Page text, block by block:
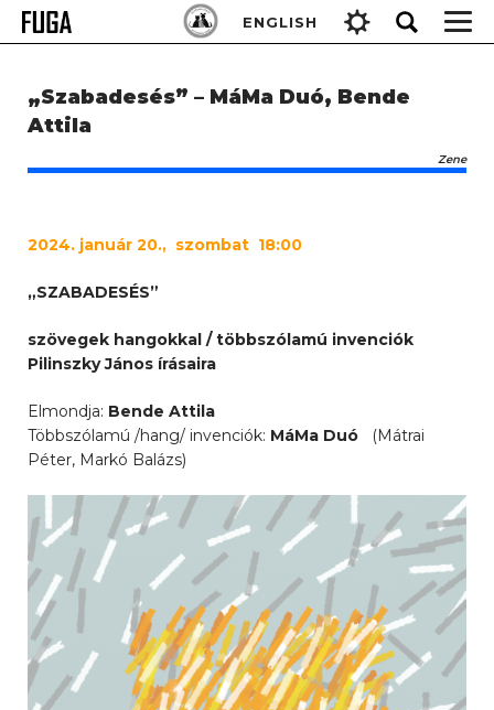
Skip
ENGLISH
Keresés:
„Szabadesés” – MáMa Duó, Bende
Attila
Zene
2024. január 20., szombat 18:00
„SZABADESÉS”
szövegek hangokkal / többszólamú invenciók
Pilinszky János írásaira
Elmondja: Bende Attila
Többszólamú /hang/ invenciók: MáMa Duó (Mátrai
Péter, Markó Balázs)